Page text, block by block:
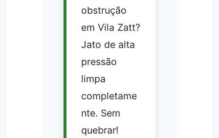
obstrução
em Vila Zatt?
Jato de alta
pressão
limpa
completame
nte. Sem
quebrar!